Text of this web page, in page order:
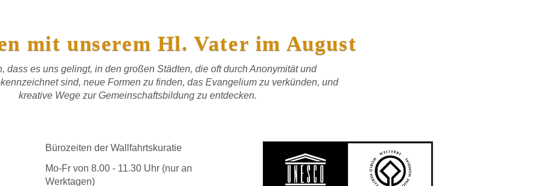
mit unserem Hl. Vater im August
dass es uns gelingt, in den großen Städten, die oft durch Anonymität und
sind, neue Formen zu finden, das Evangelium zu verkünden, und
kreative Wege zur Gemeinschaftsbildung zu entdecken.
Bürozeiten der Wallfahrtskuratie
Mo-Fr von 8.00 - 11.30 Uhr (nur an
Werktagen)